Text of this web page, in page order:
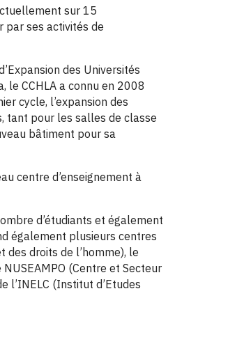
sur 15
par ses activités de
des Universités
le CCHLA a connu en 2008
cycle, l’expansion des
tant pour les salles de classe
bâtiment pour sa
centre d’enseignement à
d’étudiants et également
également plusieurs centres
droits de l’homme), le
(Centre et Secteur
l’INELC (Institut d’Etudes